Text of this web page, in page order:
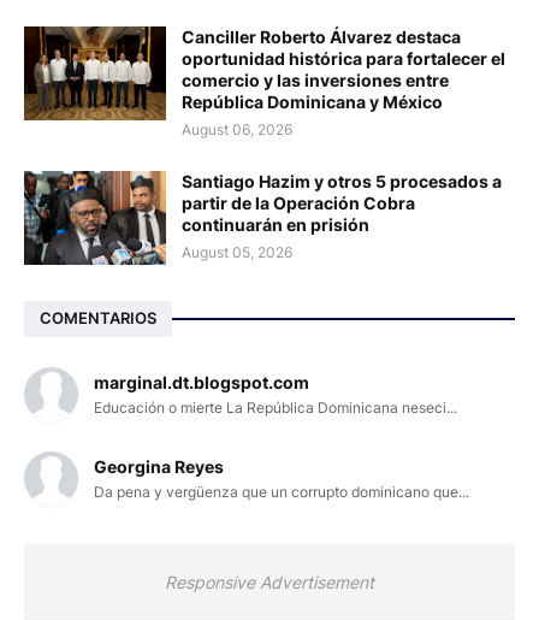
Canciller Roberto Álvarez destaca
oportunidad histórica para fortalecer el
comercio y las inversiones entre
República Dominicana y México
August 06, 2026
Santiago Hazim y otros 5 procesados a
partir de la Operación Cobra
continuarán en prisión
August 05, 2026
COMENTARIOS
marginal.dt.blogspot.com
Educación o mierte La República Dominicana neseci...
Georgina Reyes
Da pena y vergüenza que un corrupto dominicano que...
Responsive Advertisement